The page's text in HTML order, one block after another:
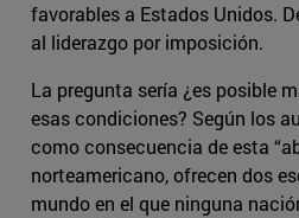
favorables a Estados Unidos.
al liderazgo por imposición.
La pregunta sería ¿es posible
esas condiciones? Según los
como consecuencia de esta
norteamericano, ofrecen dos
mundo en el que ninguna